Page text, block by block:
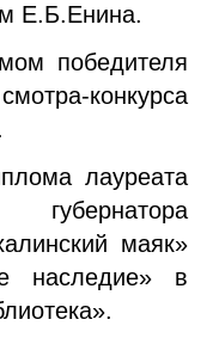
Е.Б.Енина.
победителя
конкурса
лауреата
маяк»
наследие» в